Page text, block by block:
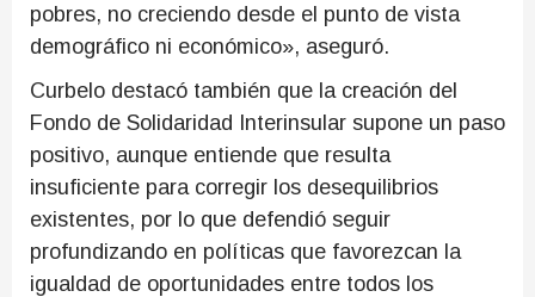
pobres, no creciendo desde el punto de vista
demográfico ni económico», aseguró.
Curbelo destacó también que la creación del
Fondo de Solidaridad Interinsular supone un paso
positivo, aunque entiende que resulta
insuficiente para corregir los desequilibrios
existentes, por lo que defendió seguir
profundizando en políticas que favorezcan la
igualdad de oportunidades entre todos los